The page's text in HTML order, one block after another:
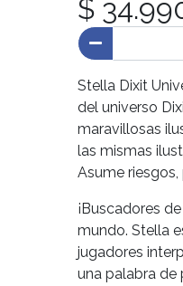
$
Stella Dixit
del universo
maravillosas
las mismas
Asume riesgos,
¡Buscadores
mundo. Stella
jugadores
una palabra de